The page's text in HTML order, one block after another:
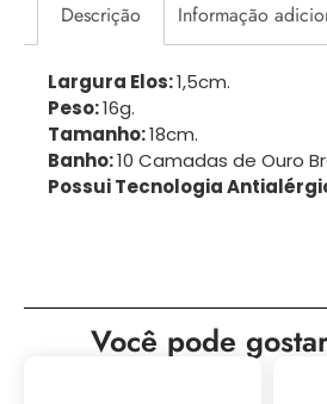
Descrição Informação
Largura Elos:1,5cm.
Peso:16g.
Tamanho:18cm.
Banho:10 Camadas de Ouro
Possui Tecnologia
Você pode